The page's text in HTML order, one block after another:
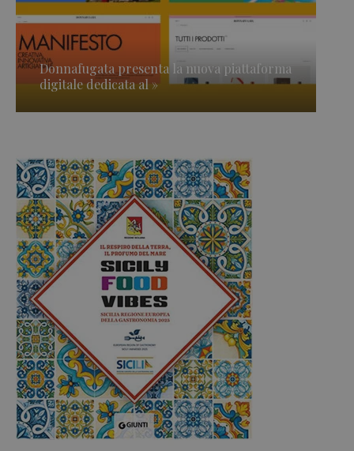
Donnafugata presenta la nuova piattaforma
digitale dedicata al »